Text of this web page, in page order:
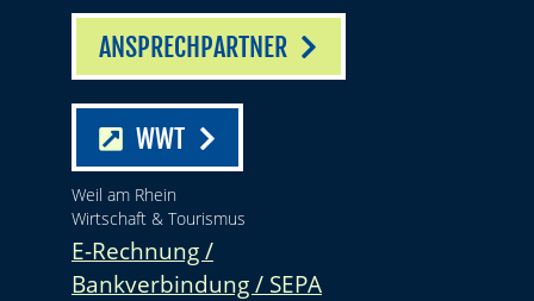
ANSPRECHPARTNER
WWT
Weil am Rhein
Wirtschaft & Tourismus
E-Rechnung /
Bankverbindung / SEPA